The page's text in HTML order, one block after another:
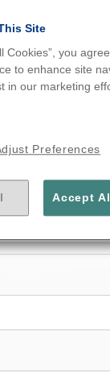
Site
Cookies”, you
to enhance site
in our marketing
Preferences
Accept